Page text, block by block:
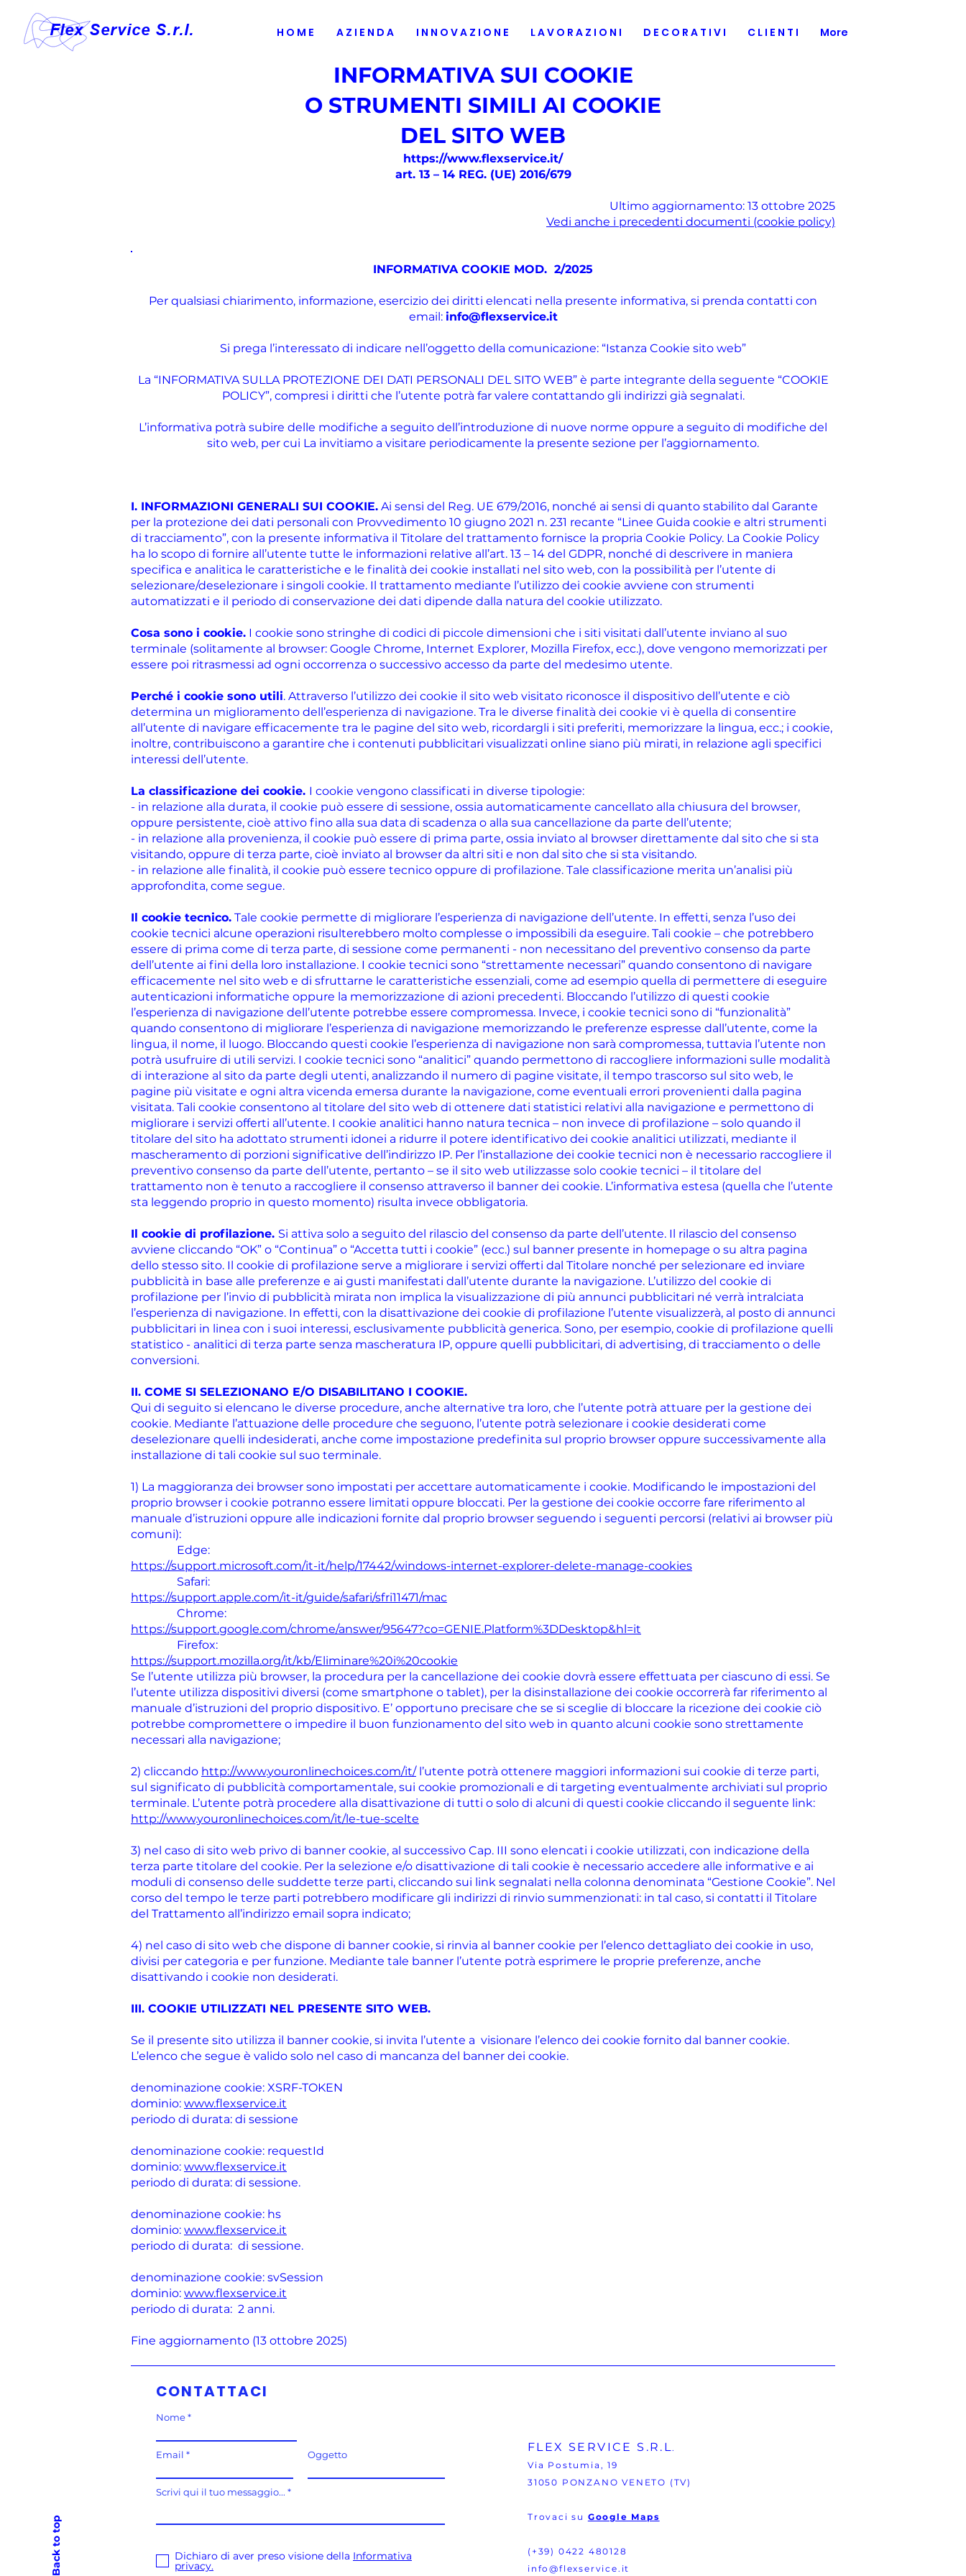
Flex Service S.r.l. H O M E A Z I E N D A I N N O V A Z I O N E L A V O R A Z I O N I D E C O R A T I V I C L I E N T I More
INFORMATIVA SUI COOKIE
O STRUMENTI SIMILI AI COOKIE
DEL SITO WEB
https://www.flexservice.it/
art. 13 – 14 REG. (UE) 2016/679
Ultimo aggiornamento: 13 ottobre 2025
Vedi anche i precedenti documenti (cookie policy)
INFORMATIVA COOKIE MOD. 2/2025
Per qualsiasi chiarimento, informazione, esercizio dei diritti elencati nella presente informativa, si prenda contatti con
email: info@flexservice.it
Si prega l’interessato di indicare nell’oggetto della comunicazione: “Istanza Cookie sito web”
La “INFORMATIVA SULLA PROTEZIONE DEI DATI PERSONALI DEL SITO WEB” è parte integrante della seguente “COOKIE
POLICY”, compresi i diritti che l’utente potrà far valere contattando gli indirizzi già segnalati.
L’informativa potrà subire delle modifiche a seguito dell’introduzione di nuove norme oppure a seguito di modifiche del
sito web, per cui La invitiamo a visitare periodicamente la presente sezione per l’aggiornamento.
I. INFORMAZIONI GENERALI SUI COOKIE. Ai sensi del Reg. UE 679/2016, nonché ai sensi di quanto stabilito dal Garante
per la protezione dei dati personali con Provvedimento 10 giugno 2021 n. 231 recante “Linee Guida cookie e altri strumenti
di tracciamento”, con la presente informativa il Titolare del trattamento fornisce la propria Cookie Policy. La Cookie Policy
ha lo scopo di fornire all’utente tutte le informazioni relative all’art. 13 – 14 del GDPR, nonché di descrivere in maniera
specifica e analitica le caratteristiche e le finalità dei cookie installati nel sito web, con la possibilità per l’utente di
selezionare/deselezionare i singoli cookie. Il trattamento mediante l’utilizzo dei cookie avviene con strumenti
automatizzati e il periodo di conservazione dei dati dipende dalla natura del cookie utilizzato.
Cosa sono i cookie. I cookie sono stringhe di codici di piccole dimensioni che i siti visitati dall’utente inviano al suo
terminale (solitamente al browser: Google Chrome, Internet Explorer, Mozilla Firefox, ecc.), dove vengono memorizzati per
essere poi ritrasmessi ad ogni occorrenza o successivo accesso da parte del medesimo utente.
Perché i cookie sono utili. Attraverso l’utilizzo dei cookie il sito web visitato riconosce il dispositivo dell’utente e ciò
determina un miglioramento dell’esperienza di navigazione. Tra le diverse finalità dei cookie vi è quella di consentire
all’utente di navigare efficacemente tra le pagine del sito web, ricordargli i siti preferiti, memorizzare la lingua, ecc.; i cookie,
inoltre, contribuiscono a garantire che i contenuti pubblicitari visualizzati online siano più mirati, in relazione agli specifici
interessi dell’utente.
La classificazione dei cookie. I cookie vengono classificati in diverse tipologie:
- in relazione alla durata, il cookie può essere di sessione, ossia automaticamente cancellato alla chiusura del browser,
oppure persistente, cioè attivo fino alla sua data di scadenza o alla sua cancellazione da parte dell’utente;
- in relazione alla provenienza, il cookie può essere di prima parte, ossia inviato al browser direttamente dal sito che si sta
visitando, oppure di terza parte, cioè inviato al browser da altri siti e non dal sito che si sta visitando.
- in relazione alle finalità, il cookie può essere tecnico oppure di profilazione. Tale classificazione merita un’analisi più
approfondita, come segue.
Il cookie tecnico. Tale cookie permette di migliorare l’esperienza di navigazione dell’utente. In effetti, senza l’uso dei
cookie tecnici alcune operazioni risulterebbero molto complesse o impossibili da eseguire. Tali cookie – che potrebbero
essere di prima come di terza parte, di sessione come permanenti - non necessitano del preventivo consenso da parte
dell’utente ai fini della loro installazione. I cookie tecnici sono “strettamente necessari” quando consentono di navigare
efficacemente nel sito web e di sfruttarne le caratteristiche essenziali, come ad esempio quella di permettere di eseguire
autenticazioni informatiche oppure la memorizzazione di azioni precedenti. Bloccando l’utilizzo di questi cookie
l’esperienza di navigazione dell’utente potrebbe essere compromessa. Invece, i cookie tecnici sono di “funzionalità”
quando consentono di migliorare l’esperienza di navigazione memorizzando le preferenze espresse dall’utente, come la
lingua, il nome, il luogo. Bloccando questi cookie l’esperienza di navigazione non sarà compromessa, tuttavia l’utente non
potrà usufruire di utili servizi. I cookie tecnici sono “analitici” quando permettono di raccogliere informazioni sulle modalità
di interazione al sito da parte degli utenti, analizzando il numero di pagine visitate, il tempo trascorso sul sito web, le
pagine più visitate e ogni altra vicenda emersa durante la navigazione, come eventuali errori provenienti dalla pagina
visitata. Tali cookie consentono al titolare del sito web di ottenere dati statistici relativi alla navigazione e permettono di
migliorare i servizi offerti all’utente. I cookie analitici hanno natura tecnica – non invece di profilazione – solo quando il
titolare del sito ha adottato strumenti idonei a ridurre il potere identificativo dei cookie analitici utilizzati, mediante il
mascheramento di porzioni significative dell’indirizzo IP. Per l’installazione dei cookie tecnici non è necessario raccogliere il
preventivo consenso da parte dell’utente, pertanto – se il sito web utilizzasse solo cookie tecnici – il titolare del
trattamento non è tenuto a raccogliere il consenso attraverso il banner dei cookie. L’informativa estesa (quella che l’utente
sta leggendo proprio in questo momento) risulta invece obbligatoria.
Il cookie di profilazione. Si attiva solo a seguito del rilascio del consenso da parte dell’utente. Il rilascio del consenso
avviene cliccando “OK” o “Continua” o “Accetta tutti i cookie” (ecc.) sul banner presente in homepage o su altra pagina
dello stesso sito. Il cookie di profilazione serve a migliorare i servizi offerti dal Titolare nonché per selezionare ed inviare
pubblicità in base alle preferenze e ai gusti manifestati dall’utente durante la navigazione. L’utilizzo del cookie di
profilazione per l’invio di pubblicità mirata non implica la visualizzazione di più annunci pubblicitari né verrà intralciata
l’esperienza di navigazione. In effetti, con la disattivazione dei cookie di profilazione l’utente visualizzerà, al posto di annunci
pubblicitari in linea con i suoi interessi, esclusivamente pubblicità generica. Sono, per esempio, cookie di profilazione quelli
statistico - analitici di terza parte senza mascheratura IP, oppure quelli pubblicitari, di advertising, di tracciamento o delle
conversioni.
II. COME SI SELEZIONANO E/O DISABILITANO I COOKIE.
Qui di seguito si elencano le diverse procedure, anche alternative tra loro, che l’utente potrà attuare per la gestione dei
cookie. Mediante l’attuazione delle procedure che seguono, l’utente potrà selezionare i cookie desiderati come
deselezionare quelli indesiderati, anche come impostazione predefinita sul proprio browser oppure successivamente alla
installazione di tali cookie sul suo terminale.
1) La maggioranza dei browser sono impostati per accettare automaticamente i cookie. Modificando le impostazioni del
proprio browser i cookie potranno essere limitati oppure bloccati. Per la gestione dei cookie occorre fare riferimento al
manuale d’istruzioni oppure alle indicazioni fornite dal proprio browser seguendo i seguenti percorsi (relativi ai browser più
comuni):
Edge:
https://support.microsoft.com/it-it/help/17442/windows-internet-explorer-delete-manage-cookies
Safari:
https://support.apple.com/it-it/guide/safari/sfri11471/mac
Chrome:
https://support.google.com/chrome/answer/95647?co=GENIE.Platform%3DDesktop&hl=it
Firefox:
https://support.mozilla.org/it/kb/Eliminare%20i%20cookie
Se l’utente utilizza più browser, la procedura per la cancellazione dei cookie dovrà essere effettuata per ciascuno di essi. Se
l’utente utilizza dispositivi diversi (come smartphone o tablet), per la disinstallazione dei cookie occorrerà far riferimento al
manuale d’istruzioni del proprio dispositivo. E’ opportuno precisare che se si sceglie di bloccare la ricezione dei cookie ciò
potrebbe compromettere o impedire il buon funzionamento del sito web in quanto alcuni cookie sono strettamente
necessari alla navigazione;
2) cliccando http://www.youronlinechoices.com/it/l’utente potrà ottenere maggiori informazioni sui cookie di terze parti,
sul significato di pubblicità comportamentale, sui cookie promozionali e di targeting eventualmente archiviati sul proprio
terminale. L’utente potrà procedere alla disattivazione di tutti o solo di alcuni di questi cookie cliccando il seguente link:
http://www.youronlinechoices.com/it/le-tue-scelte
3) nel caso di sito web privo di banner cookie, al successivo Cap. III sono elencati i cookie utilizzati, con indicazione della
terza parte titolare del cookie. Per la selezione e/o disattivazione di tali cookie è necessario accedere alle informative e ai
moduli di consenso delle suddette terze parti, cliccando sui link segnalati nella colonna denominata “Gestione Cookie”. Nel
corso del tempo le terze parti potrebbero modificare gli indirizzi di rinvio summenzionati: in tal caso, si contatti il Titolare
del Trattamento all’indirizzo email sopra indicato;
4) nel caso di sito web che dispone di banner cookie, si rinvia al banner cookie per l’elenco dettagliato dei cookie in uso,
divisi per categoria e per funzione. Mediante tale banner l’utente potrà esprimere le proprie preferenze, anche
disattivando i cookie non desiderati.
III. COOKIE UTILIZZATI NEL PRESENTE SITO WEB.
Se il presente sito utilizza il banner cookie, si invita l’utente a visionare l’elenco dei cookie fornito dal banner cookie.
L’elenco che segue è valido solo nel caso di mancanza del banner dei cookie.
denominazione cookie: XSRF-TOKEN
dominio: www.flexservice.it
periodo di durata: di sessione
denominazione cookie: requestId
dominio: www.flexservice.it
periodo di durata: di sessione.
denominazione cookie: hs
dominio: www.flexservice.it
periodo di durata: di sessione.
denominazione cookie: svSession
dominio: www.flexservice.it
periodo di durata: 2 anni.
Fine aggiornamento (13 ottobre 2025)
Back to top
CONTATTACI
Nome
Email Oggetto
Scrivi qui il tuo messaggio...
Dichiaro di aver preso visione della Informativa
privacy.
FLEX SERVICE S.R.L.
Via Postumia, 19
31050 PONZANO VENETO (TV)
Trovaci su Google Maps
(+39) 0422 480128
info@flexservice.it